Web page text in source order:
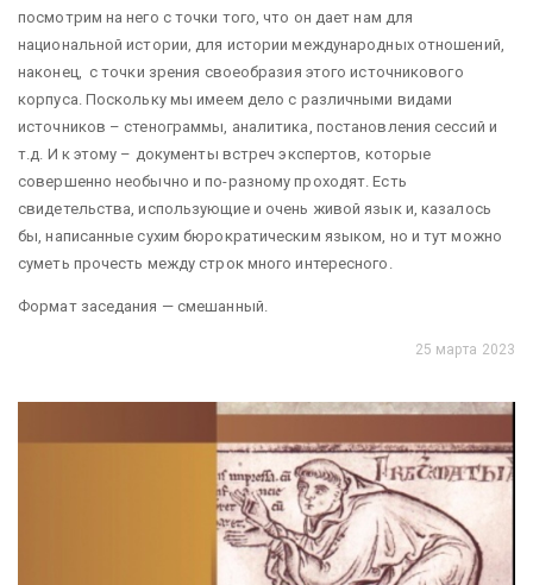
посмотрим на него с точки того, что он дает нам для
национальной истории, для истории международных отношений,
наконец, с точки зрения своеобразия этого источникового
корпуса. Поскольку мы имеем дело с различными видами
источников – стенограммы, аналитика, постановления сессий и
т.д. И к этому – документы встреч экспертов, которые
совершенно необычно и по-разному проходят. Есть
свидетельства, использующие и очень живой язык и, казалось
бы, написанные сухим бюрократическим языком, но и тут можно
суметь прочесть между строк много интересного.
Формат заседания — смешанный.
25 марта 2023